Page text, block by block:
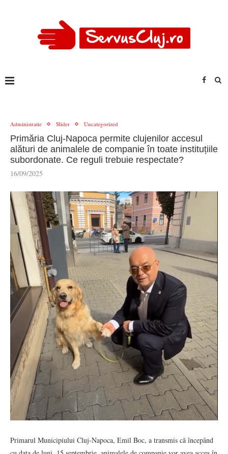
Administratie Slider Uncategorized
Primăria Cluj-Napoca permite clujenilor accesul
alături de animalele de companie în toate instituțiile
subordonate. Ce reguli trebuie respectate?
16/09/2025
Primarul Municipiului Cluj-Napoca, Emil Boc, a transmis că începând